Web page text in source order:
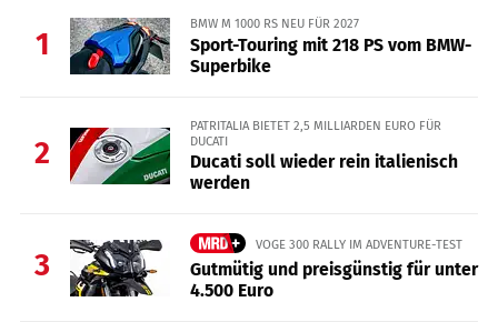
1
BMW M 1000 RS NEU FÜR 2027
Sport-Touring mit 218 PS vom BMW-
Superbike
2
PATRITALIA BIETET 2,5 MILLIARDEN EURO FÜR
DUCATI
Ducati soll wieder rein italienisch
werden
3
VOGE 300 RALLY IM ADVENTURE-TEST
Gutmütig und preisgünstig für unter
4.500 Euro